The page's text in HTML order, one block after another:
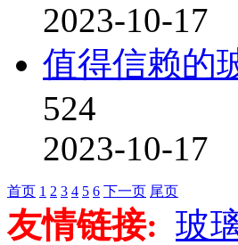
2023-10-17
值得信赖的
524
2023-10-17
首页 1 2 3 4 5 6 下一页 尾页
友情链接: 玻